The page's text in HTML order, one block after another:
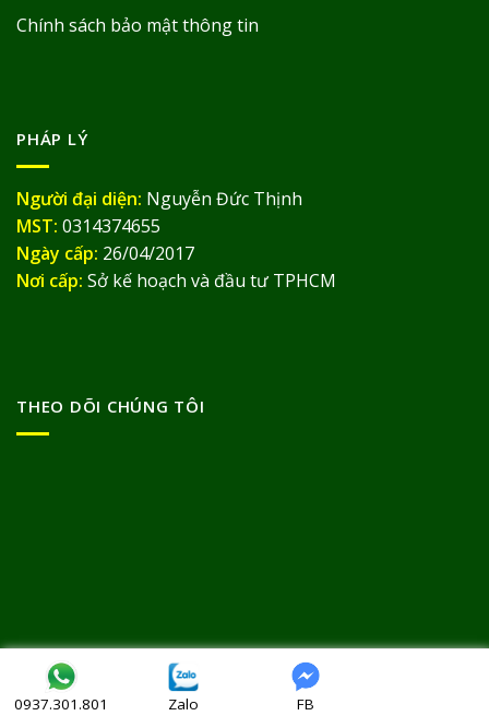
Chính sách bảo mật thông tin
PHÁP LÝ
Người đại diện: Nguyễn Đức Thịnh
MST: 0314374655
Ngày cấp: 26/04/2017
Nơi cấp: Sở kế hoạch và đầu tư TPHCM
THEO DÕI CHÚNG TÔI
Bản quyền thuộc về © Thảo Dược Đức Thịnh 2013
0937.301.801 Zalo FB